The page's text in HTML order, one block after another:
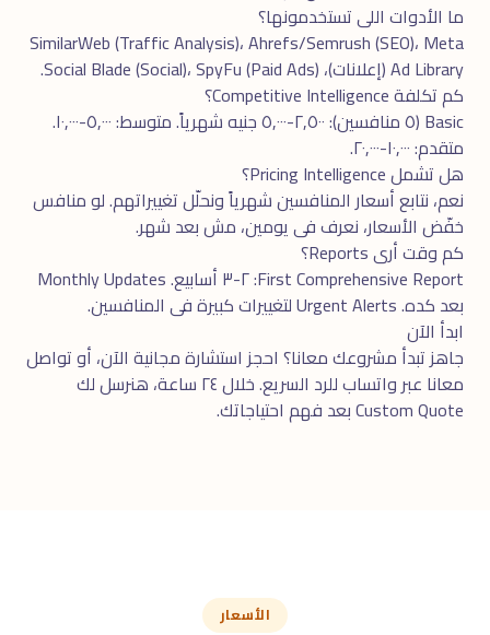
ما الأدوات اللى تستخدمونها؟
SimilarWeb (Traffic Analysis)، Ahrefs/Semrush (SEO)، Meta
Ad Library (إعلانات)، Social Blade (Social)، SpyFu (Paid Ads).
كم تكلفة Competitive Intelligence؟
Basic (٥ منافسين): ٢,٥٠٠-٥,٠٠٠ جنيه شهرياً. متوسط: ٥,٠٠٠-١٠,٠٠٠.
متقدم: ١٠,٠٠٠-٢٠,٠٠٠.
هل تشمل Pricing Intelligence؟
نعم، نتابع أسعار المنافسين شهرياً ونحلّل تغييراتهم. لو منافس
خفّض الأسعار، نعرف فى يومين، مش بعد شهر.
كم وقت أرى Reports؟
First Comprehensive Report: ٢-٣ أسابيع. Monthly Updates
بعد كده. Urgent Alerts لتغييرات كبيرة فى المنافسين.
ابدأ الآن
جاهز تبدأ مشروعك معانا؟ احجز استشارة مجانية الآن، أو تواصل
معانا عبر واتساب
للرد السريع. خلال ٢٤ ساعة، هنرسل لك
Custom Quote بعد فهم احتياجاتك.
الأسعار